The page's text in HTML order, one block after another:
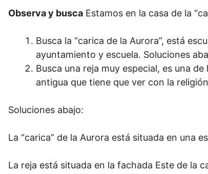
Observa y busca Estamos en la casa de la
Busca la “carica de la Aurora”, está
ayuntamiento y escuela. Soluciones
Busca una reja muy especial, es una
antigua que tiene que ver con la
Soluciones abajo:
La “carica” de la Aurora está situada en una
La reja está situada en la fachada Este de la